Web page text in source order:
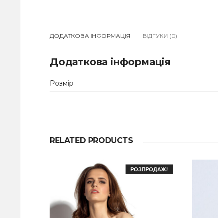
ДОДАТКОВА ІНФОРМАЦІЯ ВІДГУКИ (0)
Додаткова інформація
Розмір
RELATED PRODUCTS
РОЗПРОДАЖ!